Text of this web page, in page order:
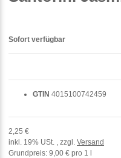
GTIN 4015100742459
2,25 €
inkl. 19% USt. , zzgl. Versand
Grundpreis: 9,00 € pro 1 l
Sofort verfügbar